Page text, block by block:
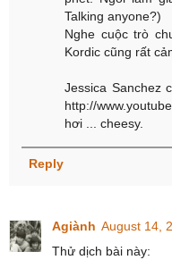
Talking anyone?)
Nghe cuộc trò
Kordic cũng rất
Jessica Sanchez
http://
hơi ... cheesy.
Reply
Agiành August 14,
Thử dịch bài này: